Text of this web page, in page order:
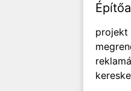
projekt